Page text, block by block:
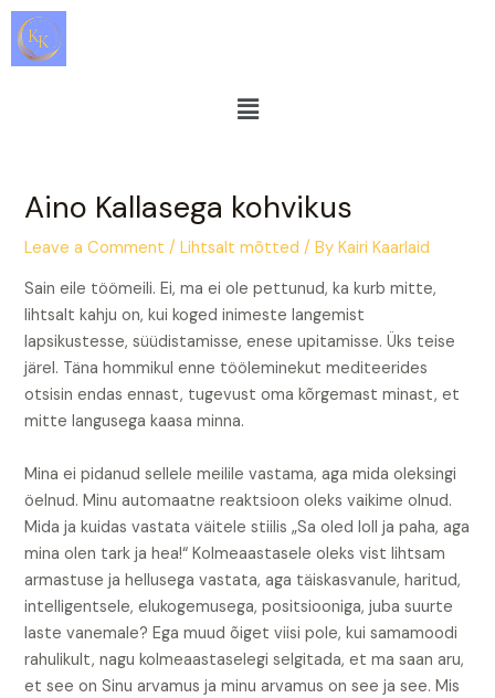
Skip
content
Menu
Aino Kallasega kohvikus
Leave a Comment /Lihtsalt mõtted / ByKairi Kaarlaid
Sain eile töömeili. Ei, ma ei ole pettunud, ka kurb mitte,
lihtsalt kahju on, kui koged inimeste langemist
lapsikustesse, süüdistamisse, enese upitamisse. Üks teise
järel. Täna hommikul enne tööleminekut mediteerides
otsisin endas ennast, tugevust oma kõrgemast minast, et
mitte langusega kaasa minna.
Mina ei pidanud sellele meilile vastama, aga mida oleksingi
öelnud. Minu automaatne reaktsioon oleks vaikime olnud.
Mida ja kuidas vastata väitele stiilis „Sa oled loll ja paha, aga
mina olen tark ja hea!“ Kolmeaastasele oleks vist lihtsam
armastuse ja hellusega vastata, aga täiskasvanule, haritud,
intelligentsele, elukogemusega, positsiooniga, juba suurte
laste vanemale? Ega muud õiget viisi pole, kui samamoodi
rahulikult, nagu kolmeaastaselegi selgitada, et ma saan aru,
et see on Sinu arvamus ja minu arvamus on see ja see. Mis
Post
navigation